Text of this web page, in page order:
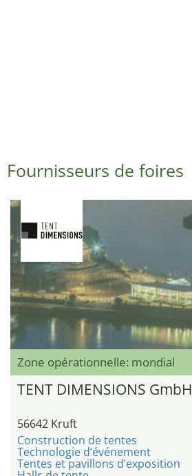
Fournisseurs de foires
Zone opérationnelle: mondial
TENT DIMENSIONS GmbH
56642 Kruft
Construction de tentes
Technologie d’événement
Tentes et pavillons d’exposition